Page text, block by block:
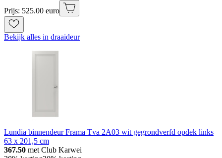
Prijs: 525.00 euro
Bekijk alles in draaideur
Lundia binnendeur Frama Tva 2A03 wit gegrondverfd opdek links
63 x 201,5 cm
367.50 met Club Karwei